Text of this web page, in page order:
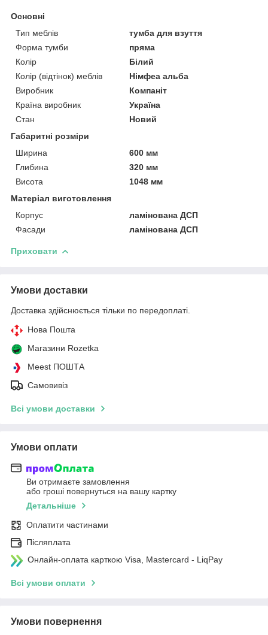
Основні
Тип меблів
тумба для взуття
Форма тумби
пряма
Колір
Білий
Колір (відтінок) меблів
Німфеа альба
Виробник
Компаніт
Країна виробник
Україна
Стан
Новий
Габаритні розміри
Ширина
600 мм
Глибина
320 мм
Висота
1048 мм
Матеріал виготовлення
Корпус
ламінована ДСП
Фасади
ламінована ДСП
Приховати
Умови доставки
Доставка здійснюється тільки по передоплаті.
Нова Пошта
Магазини Rozetka
Meest ПОШТА
Самовивіз
Всі умови доставки
Умови оплати
Ви отримаєте замовлення
або гроші повернуться на вашу картку
Детальніше
Оплатити частинами
Післяплата
Онлайн-оплата карткою Visa, Mastercard - LiqPay
Всі умови оплати
Умови повернення